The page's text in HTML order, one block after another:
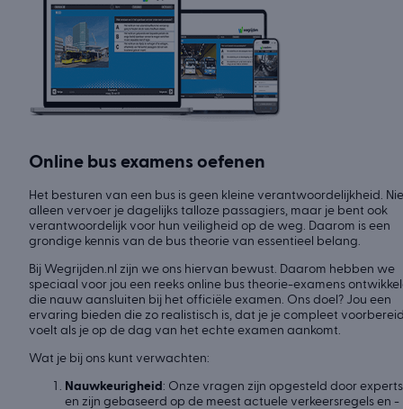
Online bus examens oefenen
Het besturen van een bus is geen kleine verantwoordelijkheid.
alleen vervoer je dagelijks talloze passagiers, maar je bent ook
verantwoordelijk voor hun veiligheid op de weg. Daarom is een
grondige kennis van de bus theorie van essentieel belang.
Bij Wegrijden.nl zijn we ons hiervan bewust. Daarom hebben we
speciaal voor jou een reeks online bus theorie-examens
die nauw aansluiten bij het officiële examen. Ons doel? Jou een
ervaring bieden die zo realistisch is, dat je je compleet
voelt als je op de dag van het echte examen aankomt.
Wat je bij ons kunt verwachten:
Nauwkeurigheid : Onze vragen zijn opgesteld door experts
en zijn gebaseerd op de meest actuele verkeersregels en -